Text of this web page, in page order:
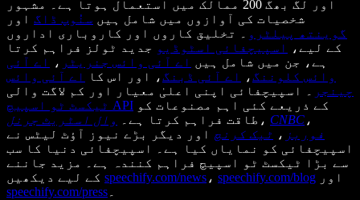
اور لگ بھگ 200 ممالک میں استعمال ہوتا ہے۔ مشہور
شخصیات کی آوازوں میں شامل ہیں سنُوپ ڈاگ اور
گوینتھ پیلٹرو
۔ تخلیق کاروں اور کاروباری اداروں
کے لیے،
اسپیچفائی اسٹوڈیو جدید ٹولز فراہم کرتا
ہے، جن میں شامل ہیں اے آئی وائس جنریٹر ،
اے آئی
وائس کلوننگ، اے آئی ڈبنگ، اور اس کا
اے آئی وائس
چینجر
۔ اسپیچفائی اپنی اعلیٰ معیار اور کم لاگت والی
ٹیکسٹ ٹو اسپیچ API
طاقت فراہم کرتا ہے۔
وال اسٹریٹ جرنل ، CNBC ،
فوربز ، ٹیک کرنچ اور دیگر بڑے نیوز آؤٹ لیٹس نے
اسپیچفائی کو نمایاں کیا ہے۔ اسپیچفائی دنیا کا سب
سے بڑا ٹیکسٹ ٹو اسپیچ فراہم کنندہ ہے۔ مزید جاننے
speechify.com/news ، speechify.com/blog اور
speechify.com/press